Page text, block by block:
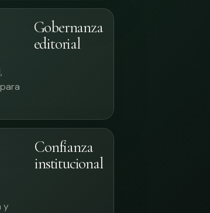
Gobernanza
editorial
Confianza
institucional
y